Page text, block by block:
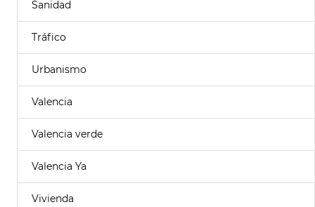
Sanidad
Tráfico
Urbanismo
Valencia
Valencia verde
Valencia Ya
Vivienda